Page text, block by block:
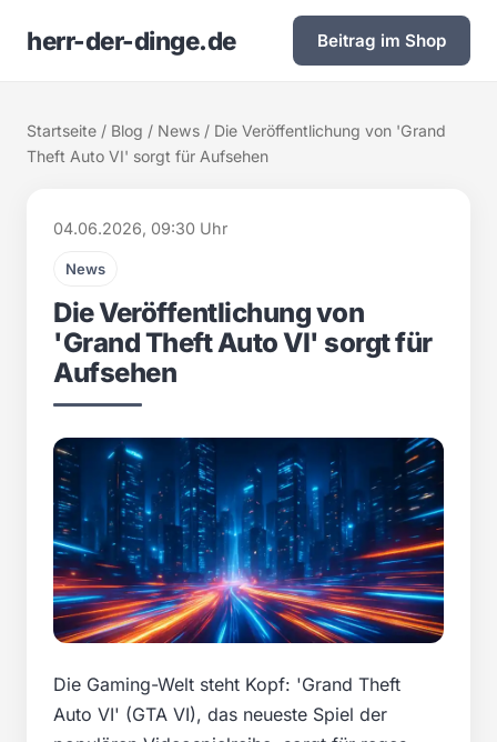
herr-der-dinge.de Beitrag im Shop
Startseite / Blog / News / Die Veröffentlichung von 'Grand
Theft Auto VI' sorgt für Aufsehen
04.06.2026, 09:30 Uhr
News
Die Veröffentlichung von
'Grand Theft Auto VI' sorgt für
Aufsehen
Die Gaming-Welt steht Kopf: 'Grand Theft
Auto VI' (GTA VI), das neueste Spiel der